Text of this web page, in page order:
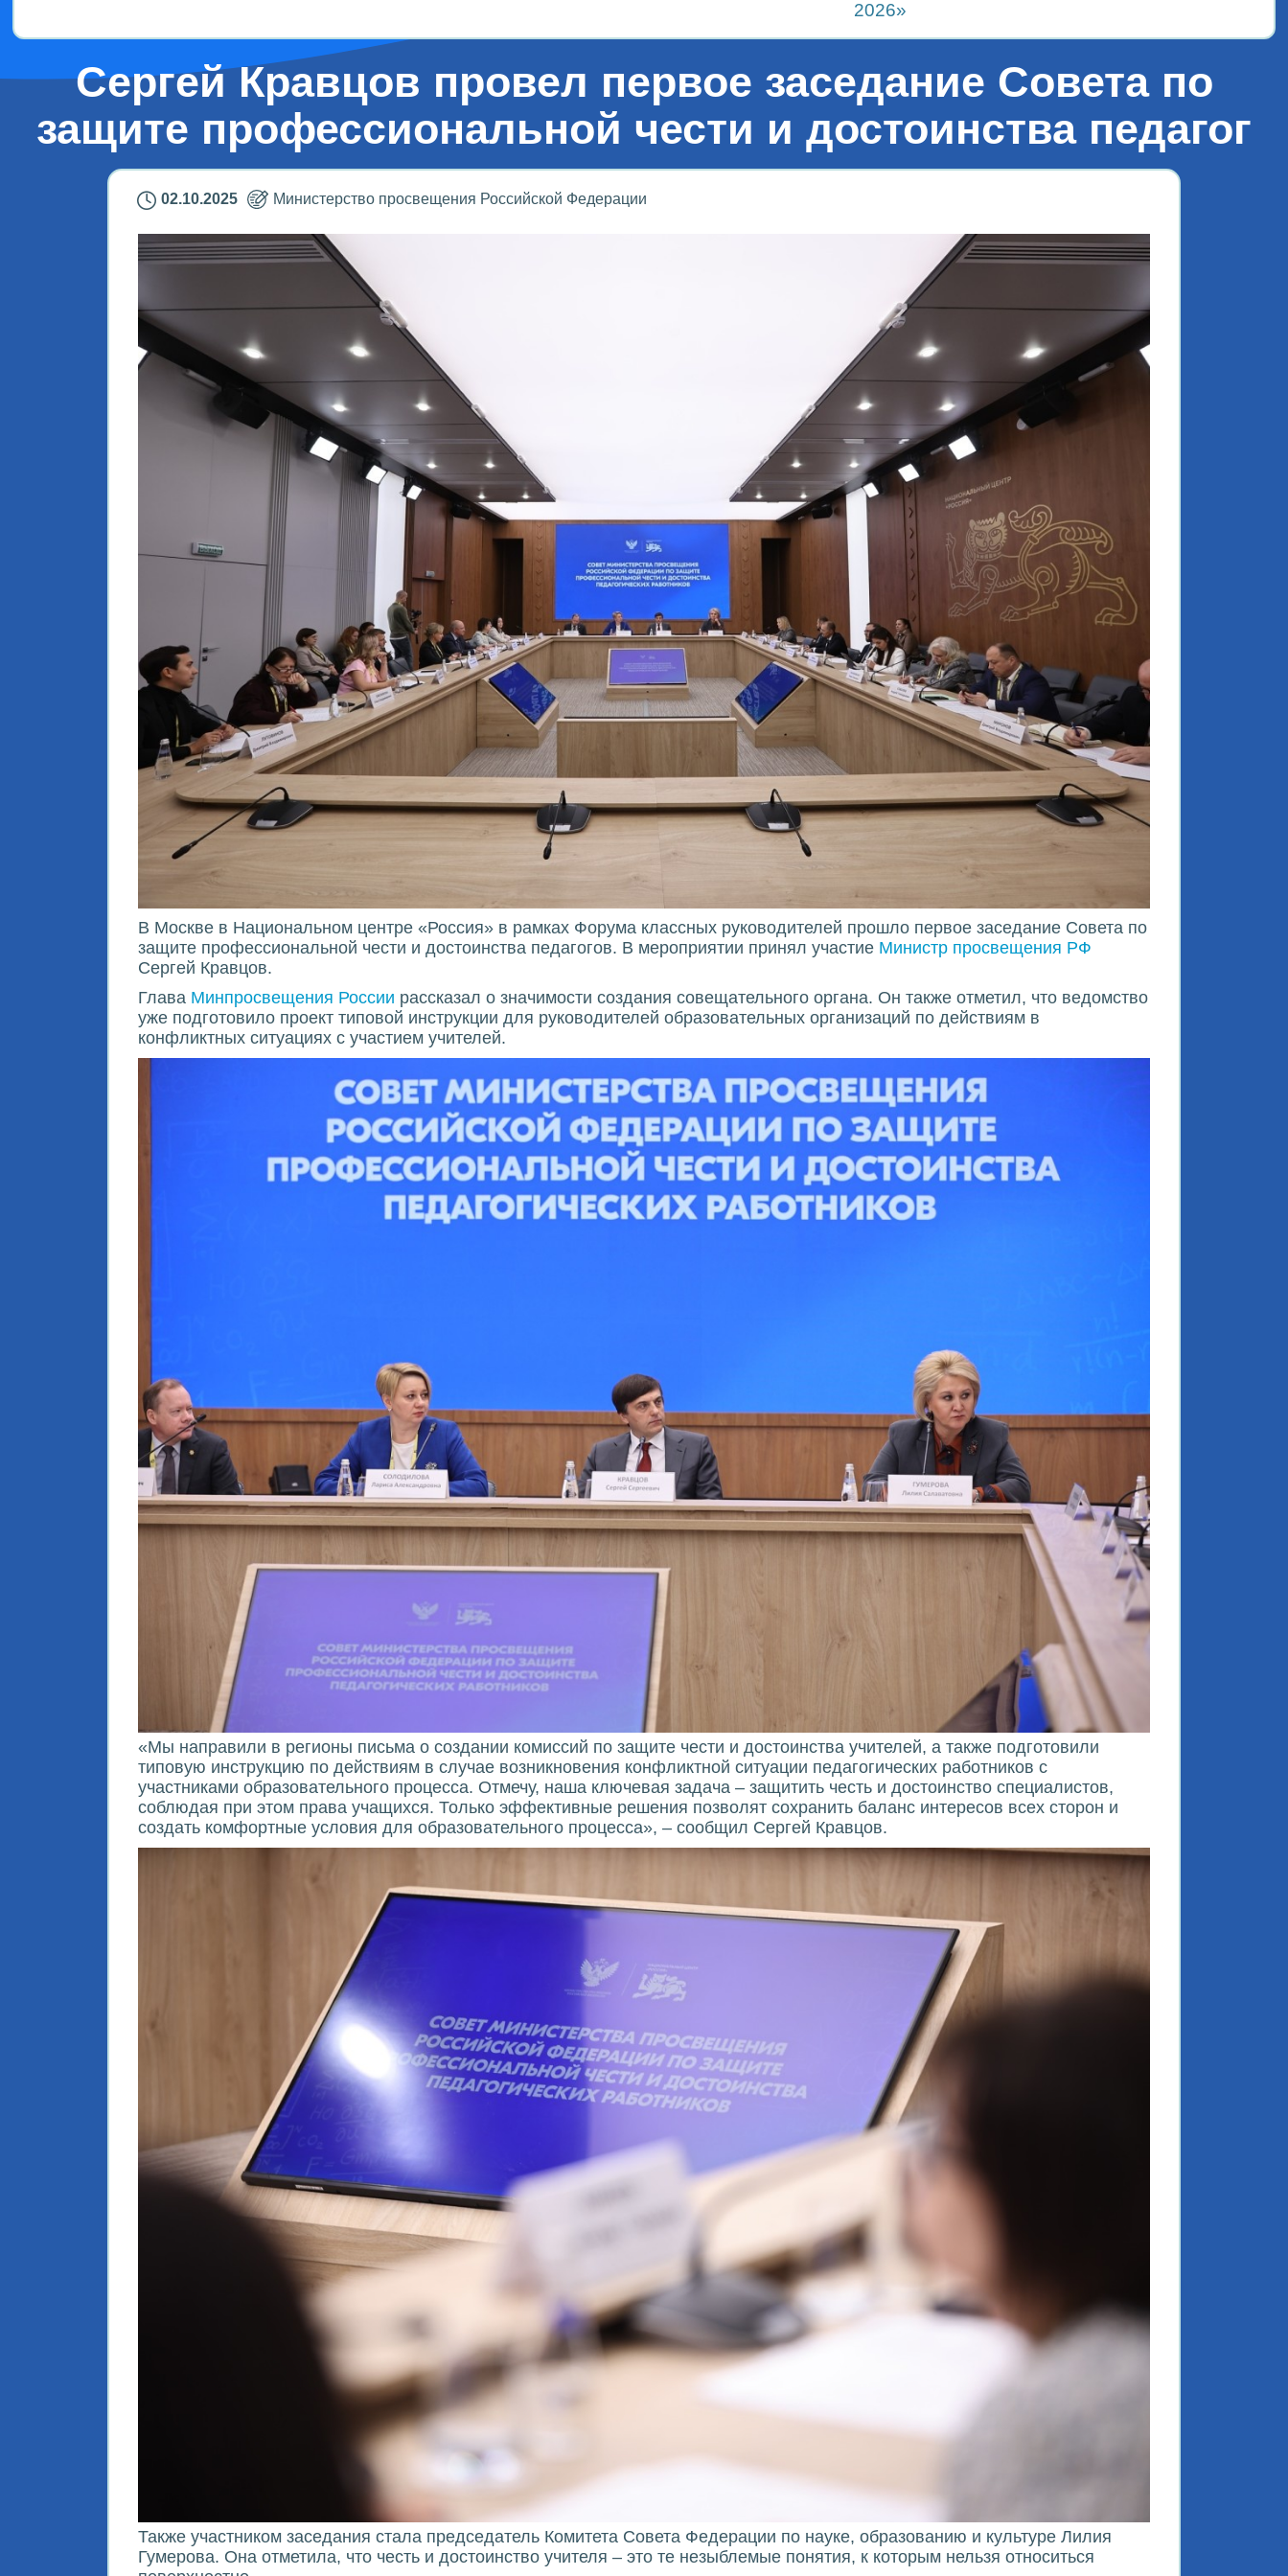
2026»
Сергей Кравцов провел первое заседание Совета по
защите профессиональной чести и достоинства педагог
02.10.2025 Министерство просвещения Российской Федерации
В Москве в Национальном центре «Россия» в рамках Форума классных руководителей прошло первое заседание Совета по
защите профессиональной чести и достоинства педагогов. В мероприятии принял участие Министр просвещения РФ
Сергей Кравцов.
Глава Минпросвещения России рассказал о значимости создания совещательного органа. Он также отметил, что ведомство
уже подготовило проект типовой инструкции для руководителей образовательных организаций по действиям в
конфликтных ситуациях с участием учителей.
«Мы направили в регионы письма о создании комиссий по защите чести и достоинства учителей, а также подготовили
типовую инструкцию по действиям в случае возникновения конфликтной ситуации педагогических работников с
участниками образовательного процесса. Отмечу, наша ключевая задача – защитить честь и достоинство специалистов,
соблюдая при этом права учащихся. Только эффективные решения позволят сохранить баланс интересов всех сторон и
создать комфортные условия для образовательного процесса», – сообщил Сергей Кравцов.
Также участником заседания стала председатель Комитета Совета Федерации по науке, образованию и культуре Лилия
Гумерова. Она отметила, что честь и достоинство учителя – это те незыблемые понятия, к которым нельзя относиться